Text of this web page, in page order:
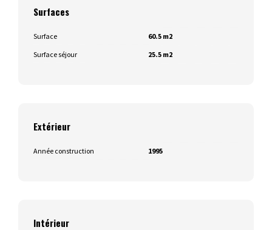
Surfaces
Surface
60.5 m2
Surface séjour
25.5 m2
Extérieur
Année construction 1995
Intérieur